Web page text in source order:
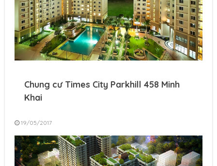
Chung cư Times City Parkhill 458 Minh
Khai
19/05/2017